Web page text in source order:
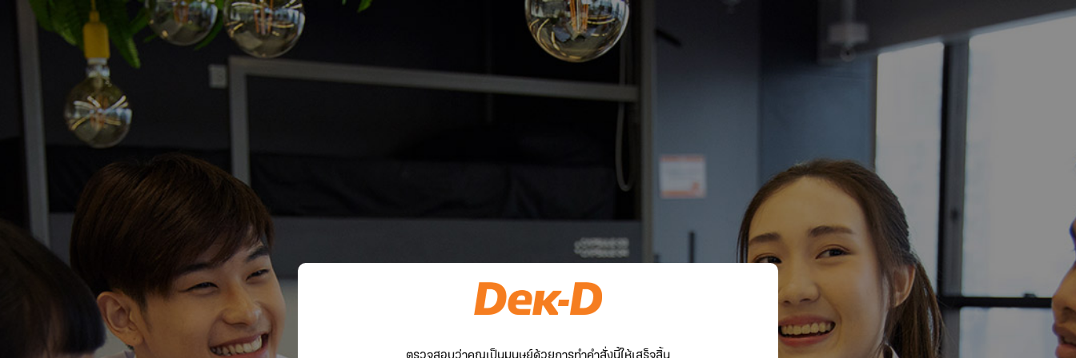
ตรวจสอบว่าคุณเป็นมนุษย์ด้วยการทำคำสั่งนี้ให้เสร็จสิ้น